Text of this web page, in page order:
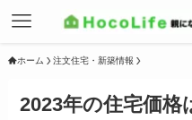
ホーム 注文住宅・新築情報
2023年の住宅価